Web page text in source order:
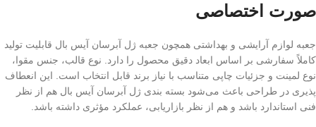
صورت اختصاصی
جعبه لوازم آرایشی و بهداشتی همچون جعبه ژل آبرسان آیس بال قابلیت تولید
کاملاً سفارشی بر اساس ابعاد دقیق محصول را دارد. نوع قالب، جنس مقوا،
نوع لمینت و جزئیات چاپی متناسب با نیاز برند قابل انتخاب است. این انعطاف‌
پذیری در طراحی باعث می‌شود بسته‌ بندی ژل آبرسان آیس بال هم از نظر
فنی استاندارد باشد و هم از نظر بازاریابی، عملکرد مؤثری داشته باشد.